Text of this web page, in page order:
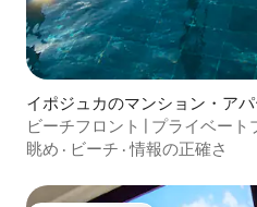
イポジュカのマンション・アパ
ビーチフロント | プライベート
歩7分
眺め · ビーチ ·情報の正確さ